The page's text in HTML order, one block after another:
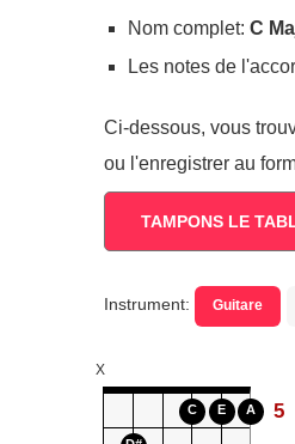
Nom complet: C
Les notes de
Ci-dessous, vous
ou l'enregistrer au
TAMPONS LE
Instrument: Guitare
C E A
X
5